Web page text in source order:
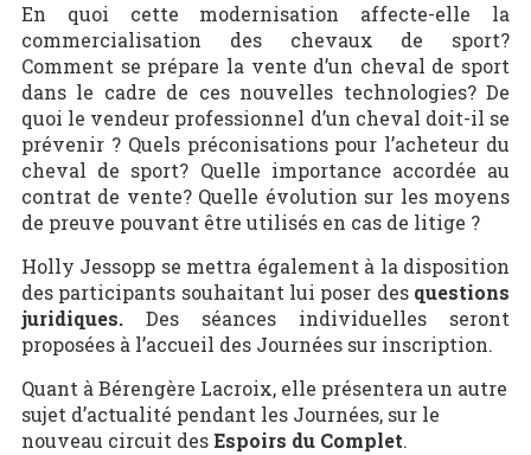
En quoi cette modernisation affecte-elle la
commercialisation des chevaux de sport?
Comment se prépare la vente d’un cheval de sport
dans le cadre de ces nouvelles technologies? De
quoi le vendeur professionnel d’un cheval doit-il se
prévenir ? Quels préconisations pour l’acheteur du
cheval de sport? Quelle importance accordée au
contrat de vente? Quelle évolution sur les moyens
de preuve pouvant être utilisés en cas de litige ?
Holly Jessopp se mettra également à la disposition
des participants souhaitant lui poser des questions
juridiques.Des séances individuelles seront
proposées à l’accueil des Journées sur inscription.
Quant à Bérengère Lacroix, elle présentera un autre
sujet d’actualité pendant les Journées, sur le
nouveau circuit desEspoirs du Complet.